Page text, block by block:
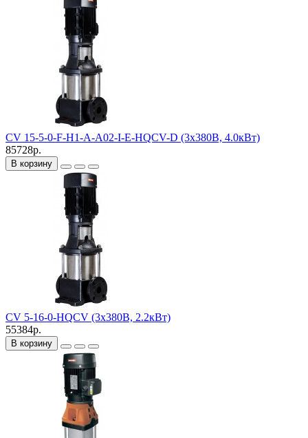
CV 15-5-0-F-H1-A-A02-I-E-HQCV-D (3х380В, 4.0кВт)
85728р.
В корзину
CV 5-16-0-HQCV (3х380В, 2.2кВт)
55384р.
В корзину